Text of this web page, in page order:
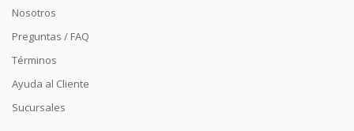
Nosotros
Preguntas / FAQ
Términos
Ayuda al Cliente
Sucursales